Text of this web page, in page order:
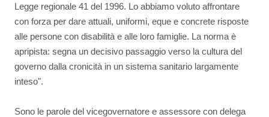
Legge regionale 41 del 1996. Lo abbiamo voluto affrontare
con forza per dare attuali, uniformi, eque e concrete risposte
alle persone con disabilità e alle loro famiglie. La norma è
apripista: segna un decisivo passaggio verso la cultura del
governo dalla cronicità in un sistema sanitario largamente
inteso".
Sono le parole del vicegovernatore e assessore con delega